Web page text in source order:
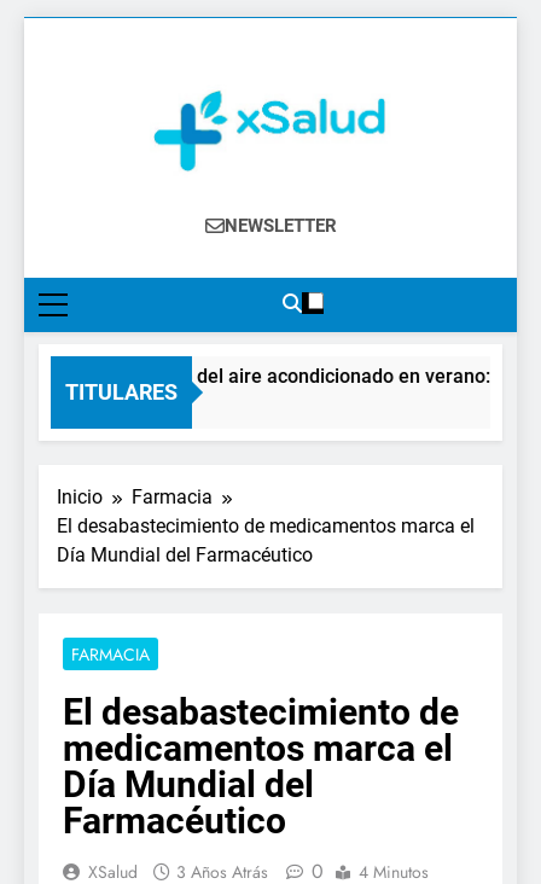
XSalud
Noticias Del Sector Salud. Congresos Y
Farmacéutica, Atención Primaria,
Especialistas, Farmacia, Etc…
NEWSLETTER
TITULARES
El impacto del aire acondicionado en verano:
3 Días Atrás
Inicio
Farmacia
El desabastecimiento de medicamentos marca el
Día Mundial del Farmacéutico
FARMACIA
El desabastecimiento de
medicamentos marca el
Día Mundial del
Farmacéutico
XSalud 3 Años Atrás 0 4 Minutos